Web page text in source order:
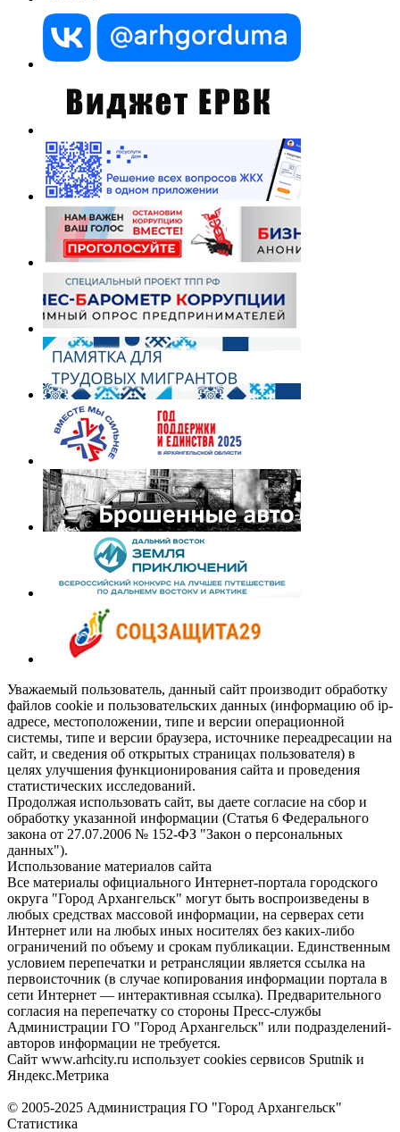
Уважаемый пользователь, данный сайт производит обработку
файлов cookie и пользовательских данных (информацию об ip-
адресе, местоположении, типе и версии операционной
системы, типе и версии браузера, источнике переадресации на
сайт, и сведения об открытых страницах пользователя) в
целях улучшения функционирования сайта и проведения
статистических исследований.
Продолжая использовать сайт, вы даете согласие на сбор и
обработку указанной информации (Статья 6 Федерального
закона от 27.07.2006 № 152-ФЗ "Закон о персональных
данных").
Использование материалов сайта
Все материалы официального Интернет-портала городского
округа "Город Архангельск" могут быть воспроизведены в
любых средствах массовой информации, на серверах сети
Интернет или на любых иных носителях без каких-либо
ограничений по объему и срокам публикации. Единственным
условием перепечатки и ретрансляции является ссылка на
первоисточник (в случае копирования информации портала в
сети Интернет — интерактивная ссылка). Предварительного
согласия на перепечатку со стороны Пресс-службы
Администрации ГО "Город Архангельск" или подразделений-
авторов информации не требуется.
Сайт www.arhcity.ru использует cookies сервисов Sputnik и
Яндекс.Метрика
© 2005-2025 Администрация ГО "Город Архангельск"
Статистика